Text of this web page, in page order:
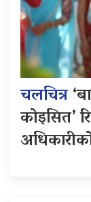
चलचित्र
कोइसित’